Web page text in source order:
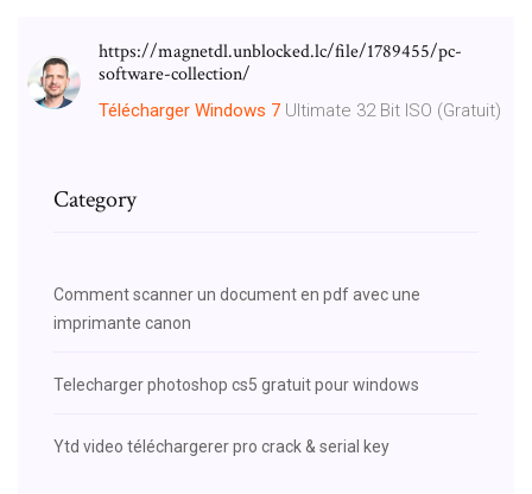
https://magnetdl.unblocked.lc/file/1789455/pc-
software-collection/
Télécharger Windows 7 Ultimate 32 Bit ISO (Gratuit)
Category
Comment scanner un document en pdf avec une
imprimante canon
Telecharger photoshop cs5 gratuit pour windows
Ytd video téléchargerer pro crack & serial key